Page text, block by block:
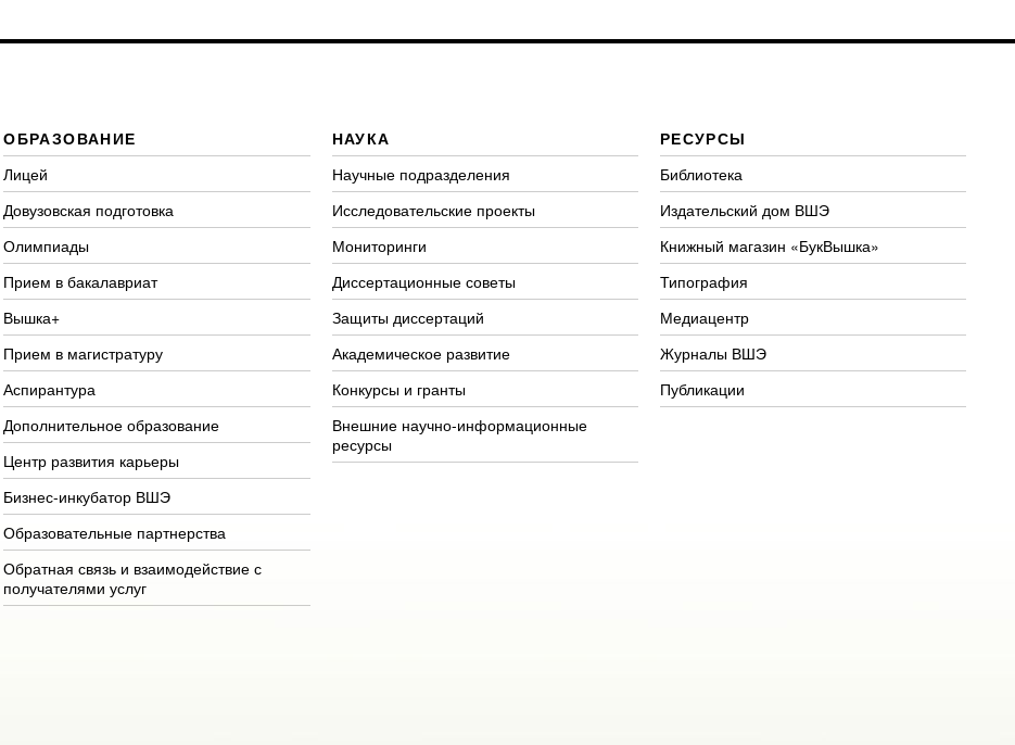
ОБРАЗОВАНИЕ
Лицей
Довузовская подготовка
Олимпиады
Прием в бакалавриат
Вышка+
Прием в магистратуру
Аспирантура
Дополнительное образование
Центр развития карьеры
Бизнес-инкубатор ВШЭ
Образовательные партнерства
Обратная связь и взаимодействие с
получателями услуг
НАУКА
Научные подразделения
Исследовательские проекты
Мониторинги
Диссертационные советы
Защиты диссертаций
Академическое развитие
Конкурсы и гранты
Внешние научно-информационные
ресурсы
РЕСУРСЫ
Библиотека
Издательский дом ВШЭ
Книжный магазин «БукВышка»
Типография
Медиацентр
Журналы ВШЭ
Публикации